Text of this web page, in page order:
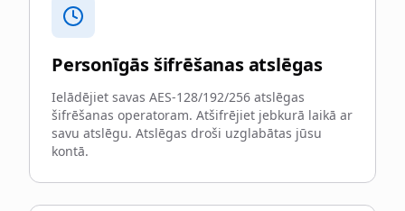
Personīgās šifrēšanas atslēgas
Ielādējiet savas AES-128/192/256 atslēgas
šifrēšanas operatoram. Atšifrējiet jebkurā laikā ar
savu atslēgu. Atslēgas droši uzglabātas jūsu
kontā.